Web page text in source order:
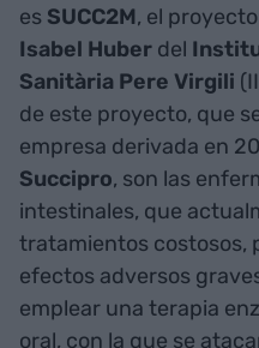
es SUCC2M, el
Isabel Huber del
Sanitària Pere Virgili
de este proyecto, que
empresa derivada en
Succipro, son las
intestinales, que
tratamientos costosos,
efectos adversos
emplear una terapia
oral, con la que se